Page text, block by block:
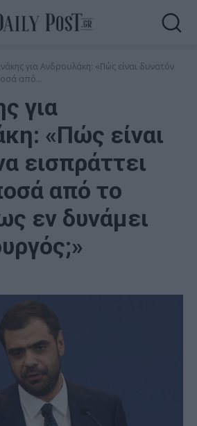
για Ανδρουλάκη: «Πώς είναι δυνατόν
από...
για
«Πώς είναι
εισπράττει
από το
εν δυνάμει